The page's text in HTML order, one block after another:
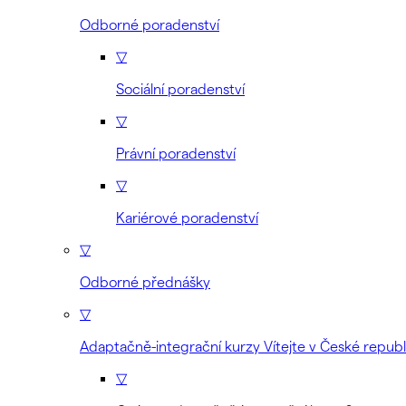
Odborné poradenství
▽
Sociální poradenství
▽
Právní poradenství
▽
Kariérové poradenství
▽
Odborné přednášky
▽
Adaptačně-integrační kurzy Vítejte v České
▽